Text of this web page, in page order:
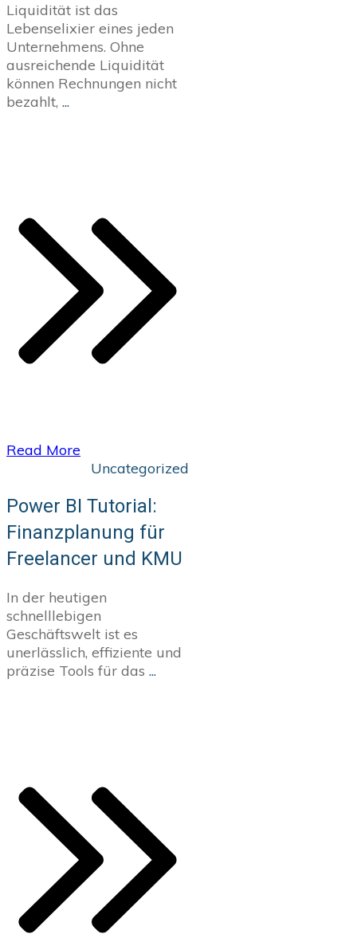
Liquidität ist das
Lebenselixier eines jeden
Unternehmens. Ohne
ausreichende Liquidität
können Rechnungen nicht
bezahlt, ...
​Read More
Uncategorized
Power BI Tutorial:
Finanzplanung für
Freelancer und KMU
In der heutigen
schnelllebigen
Geschäftswelt ist es
unerlässlich, effiziente und
präzise Tools für das ...